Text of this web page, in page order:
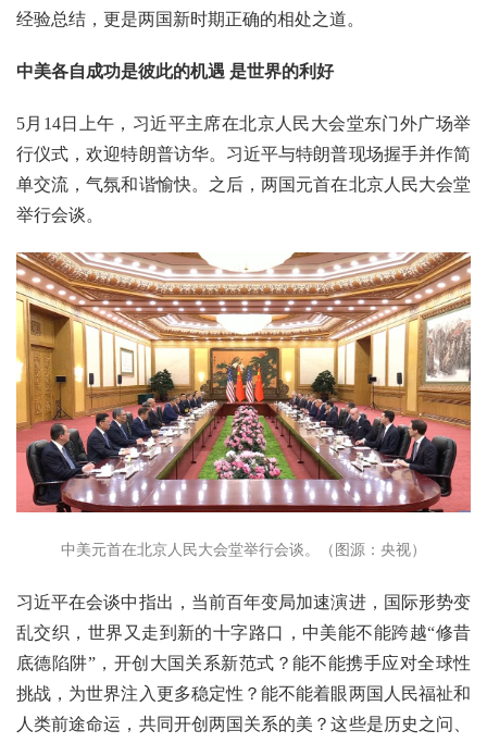
经验总结，更是两国新时期正确的相处之道。
中美各自成功是彼此的机遇 是世界的利好
5月14日上午，习近平主席在北京人民大会堂东门外广场举
行仪式，欢迎特朗普访华。习近平与特朗普现场握手并作简
单交流，气氛和谐愉快。‌‌之后，两国元首在北京人民大会堂
举行会谈。
中美元首在北京人民大会堂举行会谈。（图源：央视）
习近平在会谈中指出，当前百年变局加速演进，国际形势变
乱交织，世界又走到新的十字路口，中美能不能跨越“修昔
底德陷阱”，开创大国关系新范式？能不能携手应对全球性
挑战，为世界注入更多稳定性？能不能着眼两国人民福祉和
人类前途命运，共同开创两国关系的美？这些是历史之问、